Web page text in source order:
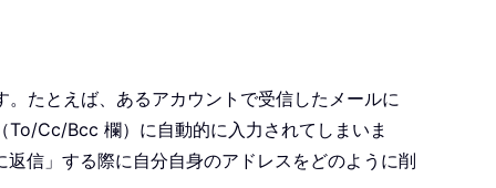
たとえば、あるアカウントで受信したメールに
Cc/Bcc 欄）に自動的に入力されてしまいま
信」する際に自分自身のアドレスをどのように削